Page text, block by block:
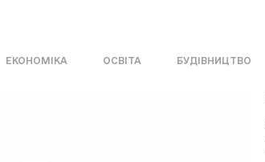
ЕКОНОМІКА ОСВІТА БУДІВНИЦТВО